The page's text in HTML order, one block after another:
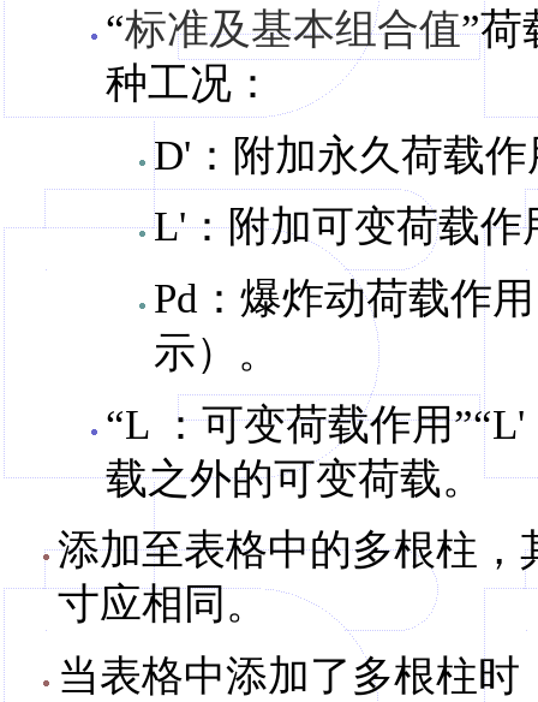
“标准及基本组合值”荷
种工况：
D'：附加永久荷载作
L'：附加可变荷载作
Pd：爆炸动荷载作
示）。
“L ：可变荷载作用
载之外的可变荷载。
添加至表格中的多根柱
寸应相同。
当表格中添加了多根柱